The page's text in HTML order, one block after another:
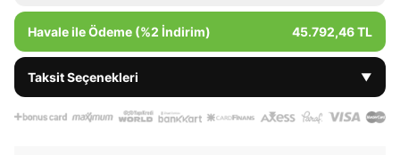
Havale ile Ödeme (%2 İndirim) 45.792,46 TL
Taksit Seçenekleri ▼